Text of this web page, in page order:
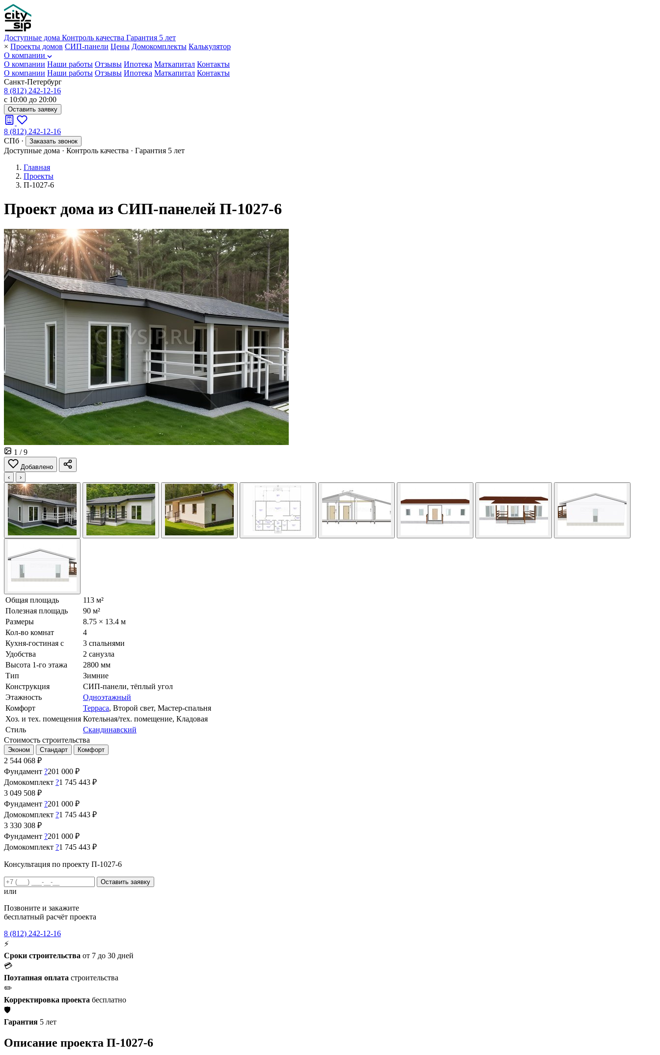
Доступные дома Контроль качества Гарантия 5 лет
× Проекты домов СИП-панели Цены Домокомплекты Калькулятор
О компании
О компании Наши работы Отзывы Ипотека Маткапитал Контакты
О компании Наши работы Отзывы Ипотека Маткапитал Контакты
Санкт-Петербург
8 (812) 242-12-16
с 10:00 до 20:00
Оставить заявку
8 (812) 242-12-16
СПб · Заказать звонок
Доступные дома · Контроль качества · Гарантия 5 лет
Главная
Проекты
П-1027-6
Проект дома из СИП-панелей П-1027-6
1 / 9
Добавлено
‹
›
Общая площадь
113 м²
Полезная площадь
90 м²
Размеры
8.75 × 13.4 м
Кол-во комнат
4
Кухня-гостиная с
3 спальнями
Удобства
2 санузла
Высота 1-го этажа
2800 мм
Тип
Зимние
Конструкция
СИП-панели, тёплый угол
Этажность
Одноэтажный
Комфорт
Терраса, Второй свет, Мастер-спальня
Хоз. и тех. помещения Котельная/тех. помещение, Кладовая
Стиль
Скандинавский
Стоимость строительства
Эконом Стандарт Комфорт
2 544 068 ₽
Фундамент ?201 000 ₽
Домокомплект ?1 745 443 ₽
3 049 508 ₽
Фундамент ?201 000 ₽
Домокомплект ?1 745 443 ₽
3 330 308 ₽
Фундамент ?201 000 ₽
Домокомплект ?1 745 443 ₽
Консультация по проекту П-1027-6
Оставить заявку
или
Позвоните и закажите
бесплатный расчёт проекта
8 (812) 242-12-16
⚡
Сроки строительства от 7 до 30 дней
💳
Поэтапная оплата строительства
✏️
Корректировка проекта бесплатно
🛡️
Гарантия 5 лет
Описание проекта П-1027-6